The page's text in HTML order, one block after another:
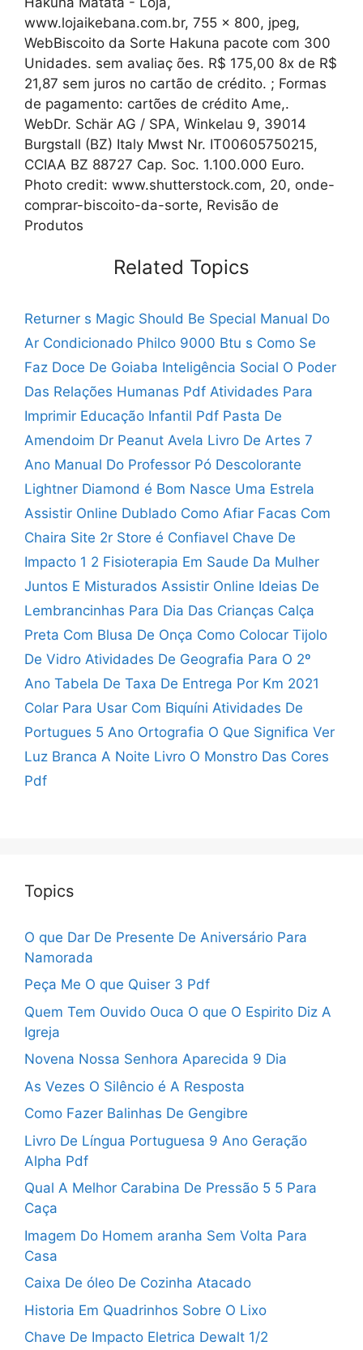
www.lojaikebana.com.br, 755 x 800, jpeg,
WebBiscoito da Sorte Hakuna pacote com 300
Unidades. sem avaliaç ões. R$ 175,00 8x de R$
21,87 sem juros no cartão de crédito. ; Formas
de pagamento: cartões de crédito Ame,.
WebDr. Schär AG / SPA, Winkelau 9, 39014
Burgstall (BZ) Italy Mwst Nr. IT00605750215,
CCIAA BZ 88727 Cap. Soc. 1.100.000 Euro.
Photo credit: www.shutterstock.com, 20, onde-
comprar-biscoito-da-sorte, Revisão de
Produtos
Related Topics
Returner s Magic Should Be Special Manual Do
Ar Condicionado Philco 9000 Btu s Como Se
Faz Doce De Goiaba Inteligência Social O Poder
Das Relações Humanas Pdf Atividades Para
Imprimir Educação Infantil Pdf Pasta De
Amendoim Dr Peanut Avela Livro De Artes 7
Ano Manual Do Professor Pó Descolorante
Lightner Diamond é Bom Nasce Uma Estrela
Assistir Online Dublado Como Afiar Facas Com
Chaira Site 2r Store é Confiavel Chave De
Impacto 1 2 Fisioterapia Em Saude Da Mulher
Juntos E Misturados Assistir Online Ideias De
Lembrancinhas Para Dia Das Crianças Calça
Preta Com Blusa De Onça Como Colocar Tijolo
De Vidro Atividades De Geografia Para O 2º
Ano Tabela De Taxa De Entrega Por Km 2021
Colar Para Usar Com Biquíni Atividades De
Portugues 5 Ano Ortografia O Que Significa Ver
Luz Branca A Noite Livro O Monstro Das Cores
Pdf
Topics
O que Dar De Presente De Aniversário Para
Namorada
Peça Me O que Quiser 3 Pdf
Quem Tem Ouvido Ouca O que O Espirito Diz A
Igreja
Novena Nossa Senhora Aparecida 9 Dia
As Vezes O Silêncio é A Resposta
Como Fazer Balinhas De Gengibre
Livro De Língua Portuguesa 9 Ano Geração
Alpha Pdf
Qual A Melhor Carabina De Pressão 5 5 Para
Caça
Imagem Do Homem aranha Sem Volta Para
Casa
Caixa De óleo De Cozinha Atacado
Historia Em Quadrinhos Sobre O Lixo
Chave De Impacto Eletrica Dewalt 1/2